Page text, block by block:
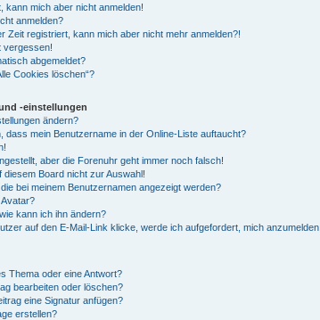
kann mich aber nicht anmelden!
anmelden?
Zeit registriert, kann mich aber nicht mehr anmelden?!
vergessen!
abgemeldet?
Cookies löschen“?
-einstellungen
ändern?
dass mein Benutzername in der Online-Liste auftaucht?
aber die Forenuhr geht immer noch falsch!
diesem Board nicht zur Auswahl!
bei meinem Benutzernamen angezeigt werden?
kann ich ihn ändern?
auf den E-Mail-Link klicke, werde ich aufgefordert, mich anzumelden.
Thema oder eine Antwort?
bearbeiten oder löschen?
eine Signatur anfügen?
erstellen?